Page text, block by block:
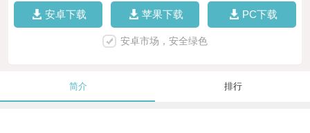
安卓下载 苹果下载 PC下载
安卓市场，安全绿色
简介 排行